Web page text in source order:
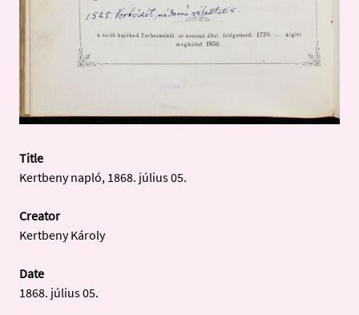
Title
Kertbeny napló, 1868. július 05.
Creator
Kertbeny Károly
Date
1868. július 05.